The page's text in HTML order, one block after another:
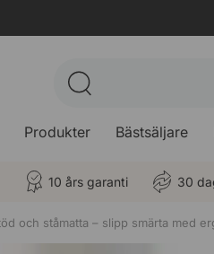
Produkter Bästsäljare
10 års garanti 30
och ståmatta – slipp smärta med